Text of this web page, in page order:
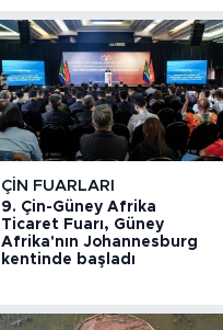
ÇIN FUARLARI
9. Çin-Güney Afrika
Ticaret Fuarı, Güney
Afrika'nın Johannesburg
kentinde başladı